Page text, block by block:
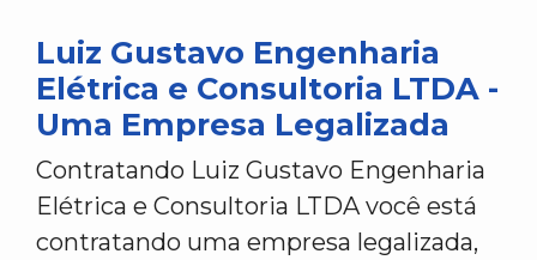
Luiz Gustavo Engenharia
Elétrica e Consultoria LTDA -
Uma Empresa Legalizada
Contratando Luiz Gustavo Engenharia
Elétrica e Consultoria LTDA você está
contratando uma empresa legalizada,